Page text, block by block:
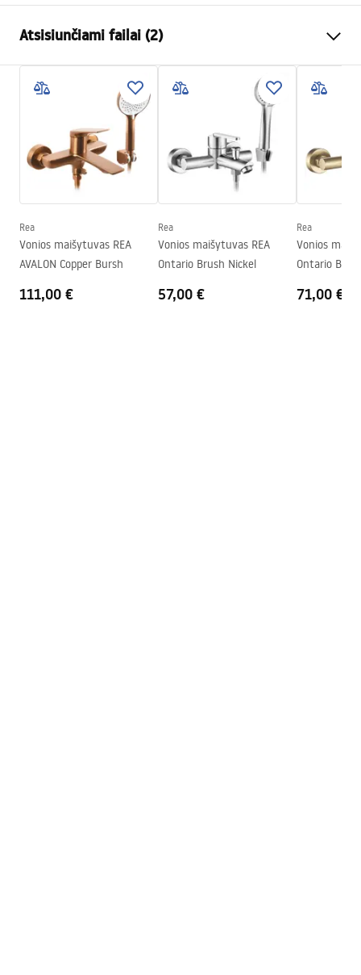
Montavimo būdas
Spalva
Šlifuotas varis
Snapelio tipas
Fiksuota
Snapelio diapazonas
160mm
Aukštis
115mm
Ryšio skersmuo
Jungčių atstumas
150mm
Atsisiunčiami failai (2)
Surinkimo instrukcijos
Garantijos sąlygos
Warranty_Terms_and_Conditions_Faucets_-_5.pdf
Rea
Vonios maišytuvas REA
AVALON Copper Bursh
111,00 €
Rea
Vonios maišytuvas REA
Ontario Brush Nickel
57,00 €
Rea
Vonios
Ontario
71,00 €